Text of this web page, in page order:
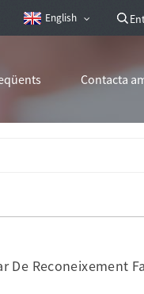
English
Contacta
De Reconeixement